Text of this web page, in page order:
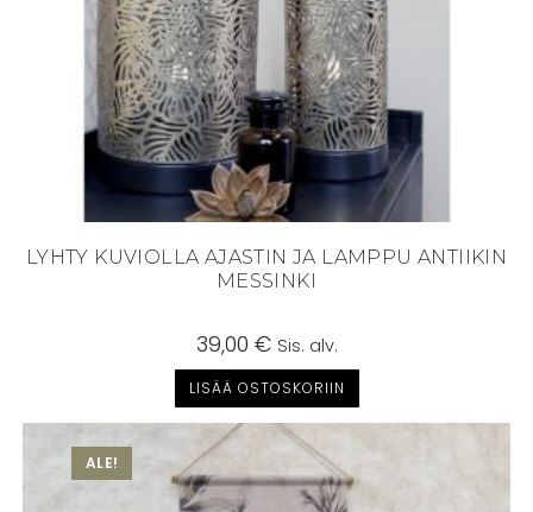
LYHTY KUVIOLLA AJASTIN JA LAMPPU ANTIIKIN
MESSINKI
39,00 € Sis. alv.
LISÄÄ OSTOSKORIIN
ALE!